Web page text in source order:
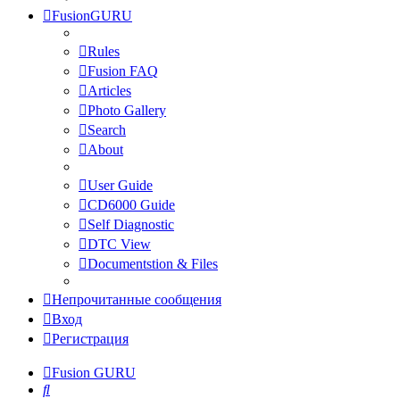
FusionGURU
Rules
Fusion FAQ
Articles
Photo Gallery
Search
About
User Guide
CD6000 Guide
Self Diagnostic
DTC View
Documentstion & Files
Непрочитанные сообщения
Вход
Регистрация
Fusion GURU
Поиск